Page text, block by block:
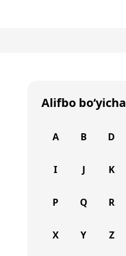
Alifbo bo‘yicha
A B D
I J K
P Q R
X Y Z